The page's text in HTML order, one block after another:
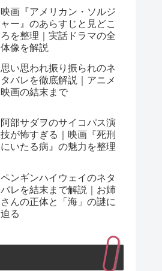
映画『アメリカン・ソルジ
ャー』のあらすじと見どこ
ろを整理｜実話ドラマの全
体像を解説
思い思われ振り振られのネ
タバレを徹底解説｜アニメ
映画の結末まで
阿部サダヲのサイコパス演
技が怖すぎる｜映画『死刑
にいたる病』の魅力を整理
ペンギンハイウェイのネタ
バレを結末まで解説｜お姉
さんの正体と「海」の謎に
迫る